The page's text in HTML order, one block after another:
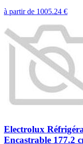
à partir de 1005.24 €
Electrolux
Encastrable 177.2